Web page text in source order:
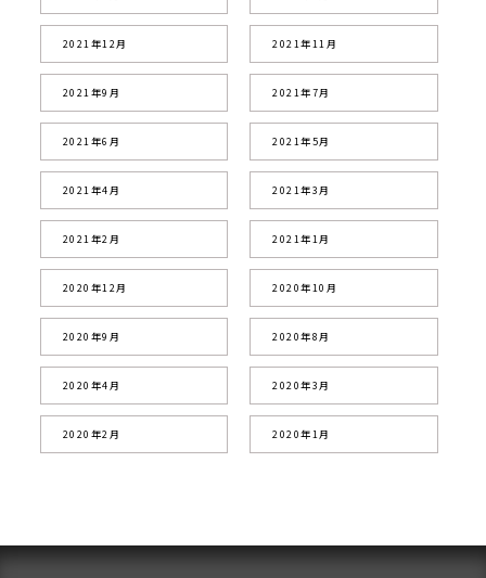
2021年12月 2021年11月
2021年9月 2021年7月
2021年6月 2021年5月
2021年4月 2021年3月
2021年2月 2021年1月
2020年12月 2020年10月
2020年9月 2020年8月
2020年4月 2020年3月
2020年2月 2020年1月